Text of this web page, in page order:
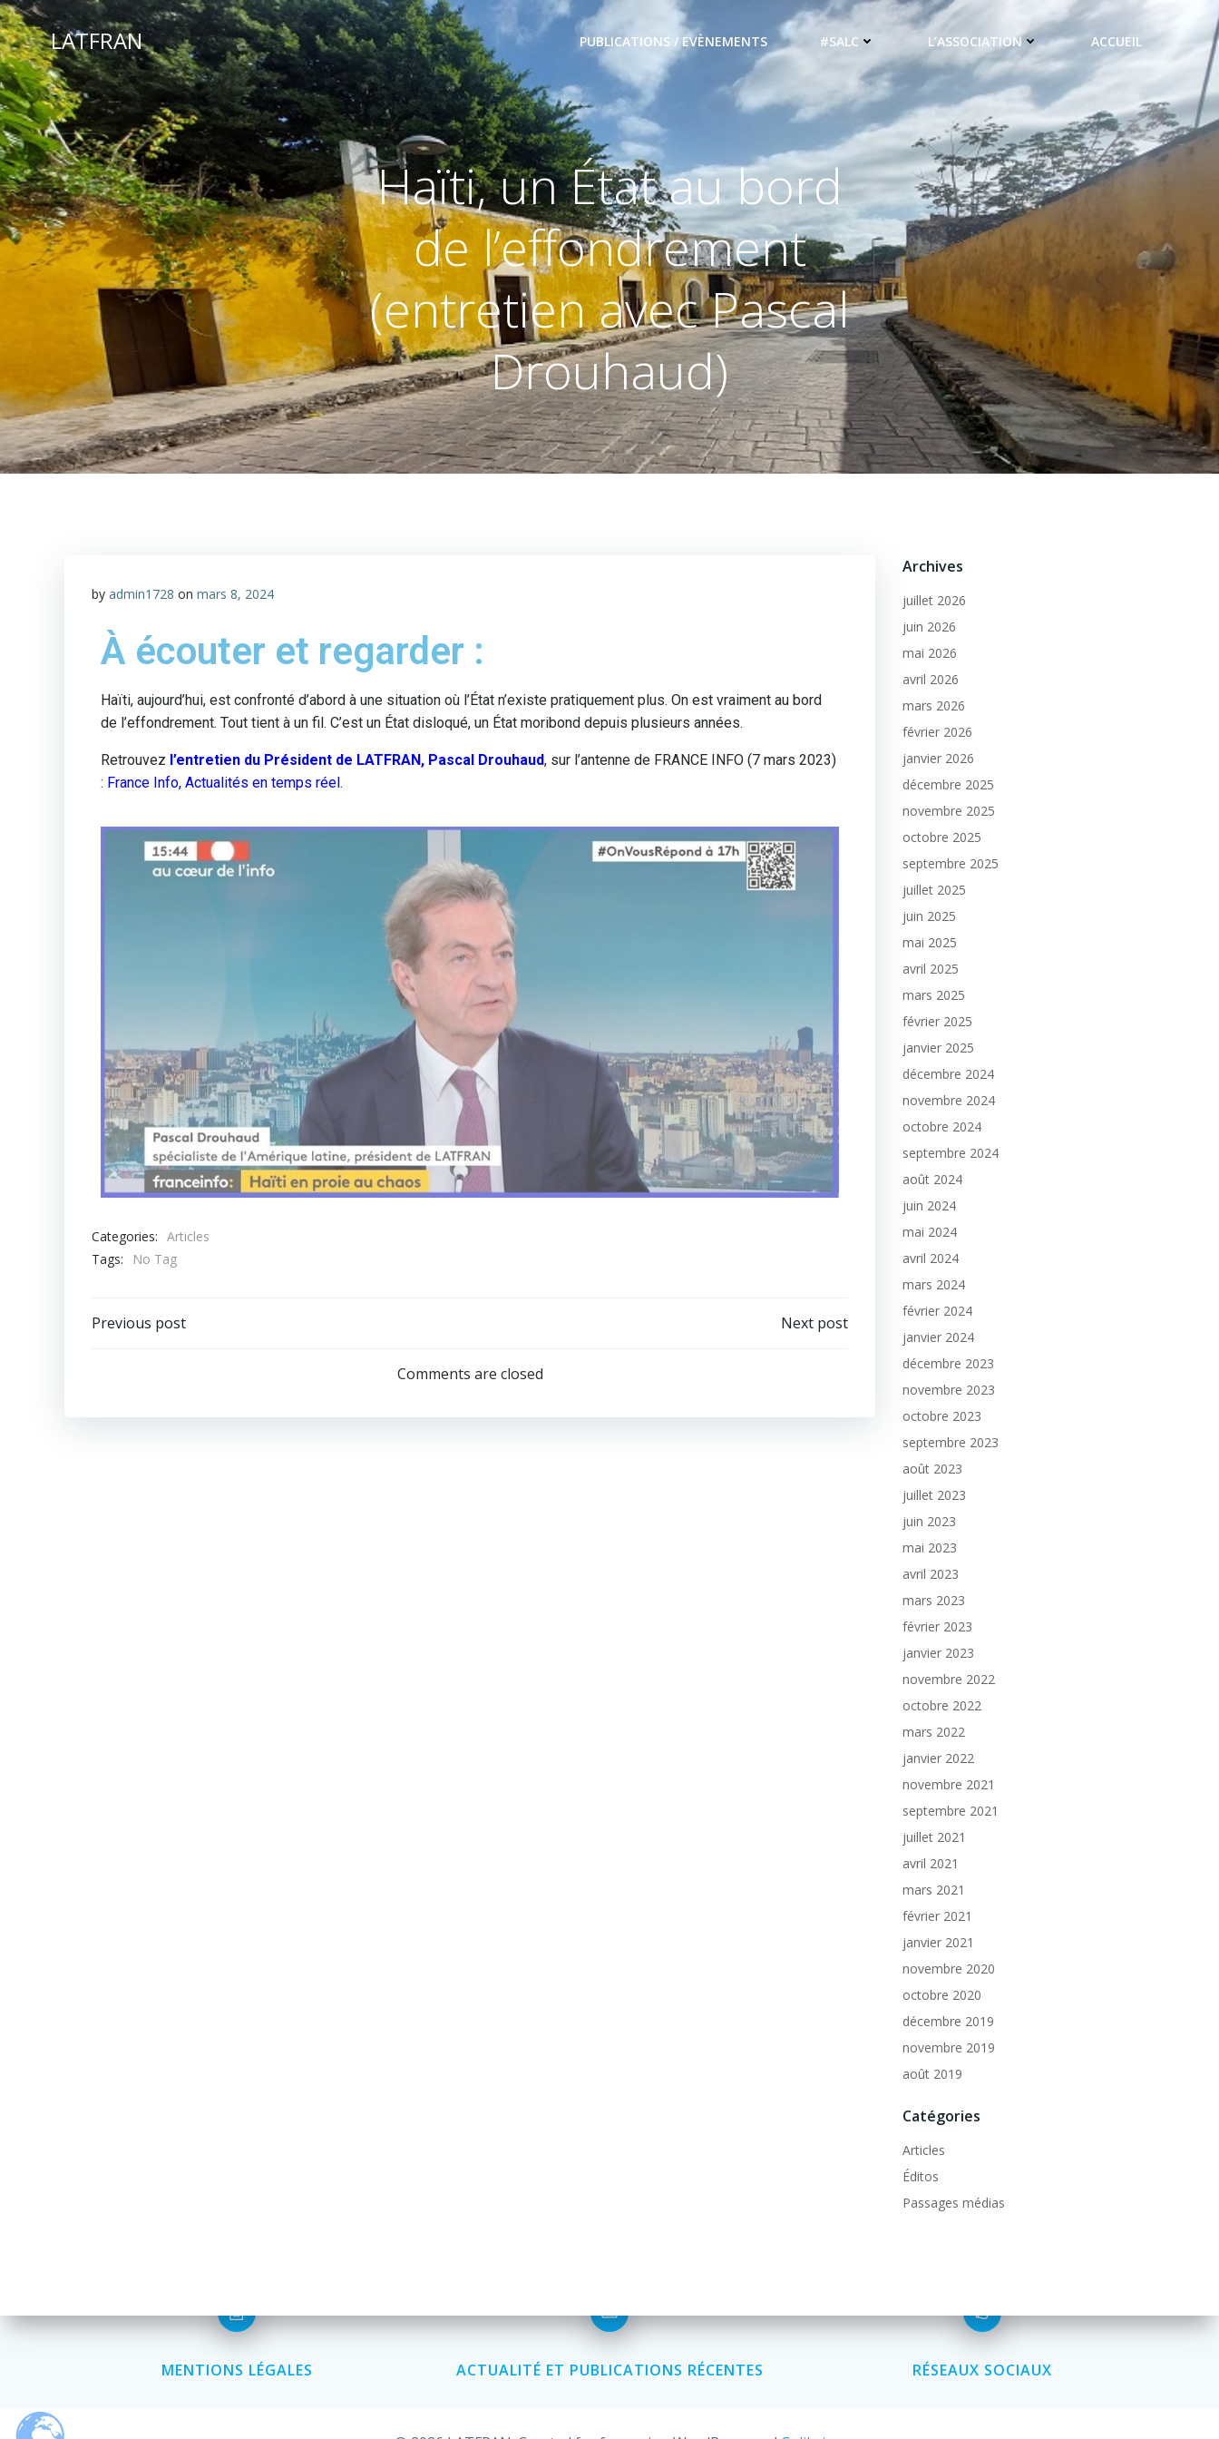
LATFRAN PUBLICATIONS / EVÈNEMENTS #SALC L’ASSOCIATION ACCUEIL
Haïti, un État au bord
de l’effondrement
(entretien avec Pascal
Drouhaud)
by admin1728 on mars 8, 2024
À écouter et regarder :
Haïti, aujourd’hui, est confronté d’abord à une situation où l’État n’existe pratiquement plus. On est vraiment au bord
de l’effondrement. Tout tient à un fil. C’est un État disloqué, un État moribond depuis plusieurs années.
Retrouvez l’entretien du Président de LATFRAN, Pascal Drouhaud, sur l’antenne de FRANCE INFO (7 mars 2023)
: France Info, Actualités en temps réel.
Categories: Articles
Tags:
No Tag
Previous post Next post
Comments are closed
Archives
juillet 2026
juin 2026
mai 2026
avril 2026
mars 2026
février 2026
janvier 2026
décembre 2025
novembre 2025
octobre 2025
septembre 2025
juillet 2025
juin 2025
mai 2025
avril 2025
mars 2025
février 2025
janvier 2025
décembre 2024
novembre 2024
octobre 2024
septembre 2024
août 2024
juin 2024
mai 2024
avril 2024
mars 2024
février 2024
janvier 2024
décembre 2023
novembre 2023
octobre 2023
septembre 2023
août 2023
juillet 2023
juin 2023
mai 2023
avril 2023
mars 2023
février 2023
janvier 2023
novembre 2022
octobre 2022
mars 2022
janvier 2022
novembre 2021
septembre 2021
juillet 2021
avril 2021
mars 2021
février 2021
janvier 2021
novembre 2020
octobre 2020
décembre 2019
novembre 2019
août 2019
Catégories
Articles
Éditos
Passages médias
MENTIONS LÉGALES ACTUALITÉ ET PUBLICATIONS RÉCENTES RÉSEAUX SOCIAUX